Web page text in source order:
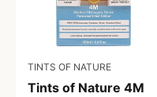
TINTS OF NATURE
Tints of Nature 4M